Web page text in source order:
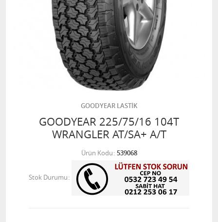
GOODYEAR LASTİK
GOODYEAR 225/75/16 104T
WRANGLER AT/SA+ A/T
Ürün Kodu 539068
Stok Durumu